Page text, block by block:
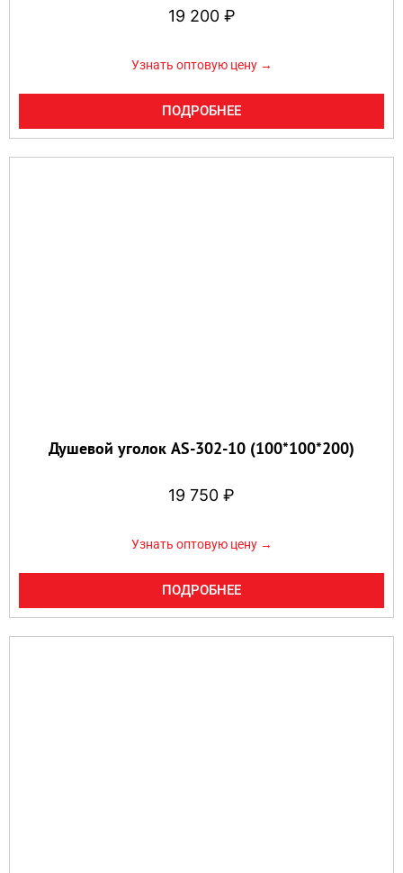
19 200 ₽
Узнать оптовую цену →
ПОДРОБНЕЕ
Душевой уголок AS-302-10 (100*100*200)
19 750 ₽
Узнать оптовую цену →
ПОДРОБНЕЕ